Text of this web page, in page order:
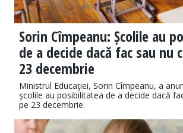
Sorin Cîmpeanu: Școlile au
de a decide dacă fac sau nu
23 decembrie
Ministrul Educaţiei, Sorin Cîmpeanu, a
şcolile au posibilitatea de a decide dacă
pe 23 decembrie.